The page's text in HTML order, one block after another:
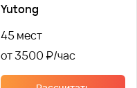
Yutong
45 мест
от 3500 ₽